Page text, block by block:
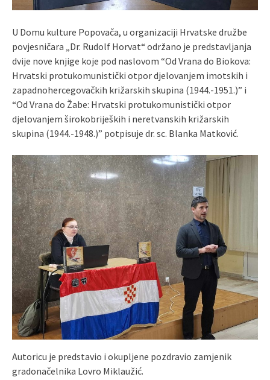
U Domu kulture Popovača, u organizaciji Hrvatske družbe
povjesničara „Dr. Rudolf Horvat“ održano je predstavljanja
dvije nove knjige koje pod naslovom “Od Vrana do Biokova:
Hrvatski protukomunistički otpor djelovanjem imotskih i
zapadnohercegovačkih križarskih skupina (1944.-1951.)” i
“Od Vrana do Žabe: Hrvatski protukomunistički otpor
djelovanjem širokobrijeških i neretvanskih križarskih
skupina (1944.-1948.)” potpisuje dr. sc. Blanka Matković.
Autoricu je predstavio i okupljene pozdravio zamjenik
gradonačelnika Lovro Miklaužić.